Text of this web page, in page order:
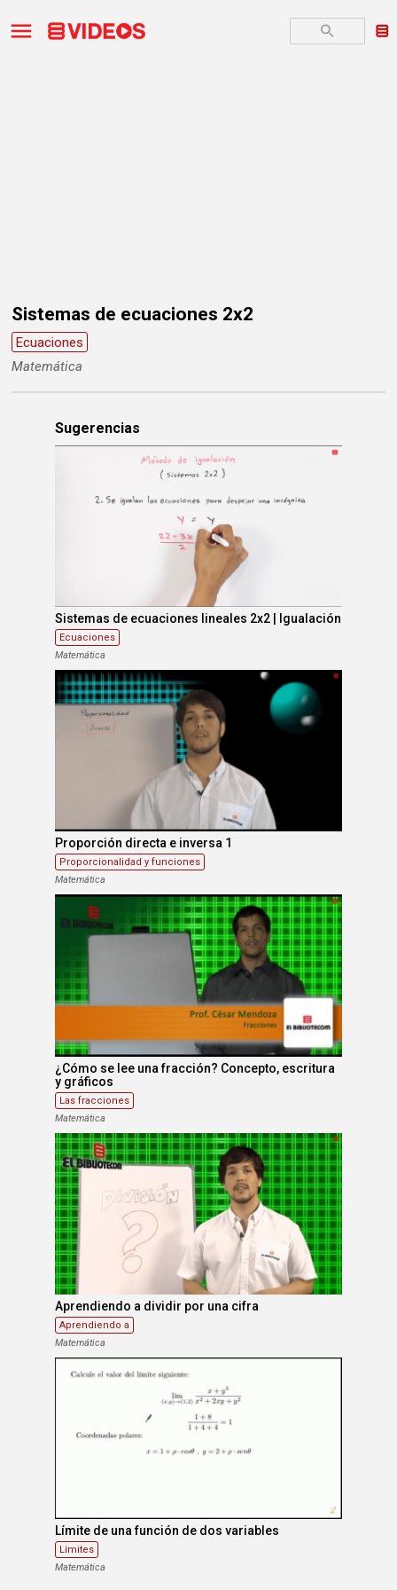
Sistemas de ecuaciones 2x2
Ecuaciones
Matemática
Sugerencias
Sistemas de ecuaciones lineales 2x2 | Igualación
Ecuaciones
Matemática
Proporción directa e inversa 1
Proporcionalidad y funciones
Matemática
¿Cómo se lee una fracción? Concepto, escritura
y gráficos
Las fracciones
Matemática
Aprendiendo a dividir por una cifra
Aprendiendo a
Matemática
Límite de una función de dos variables
Límites
Matemática